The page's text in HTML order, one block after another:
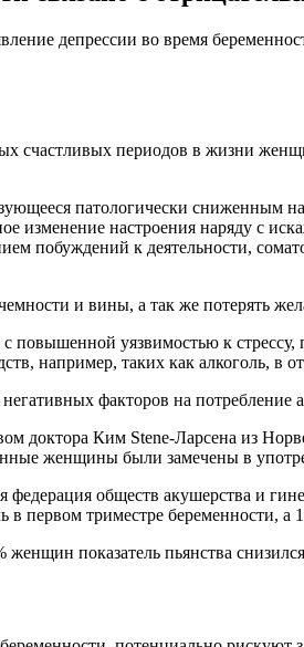
депрессии во время
счастливых периодов в жизни
патологически
изменение настроения наряду с
побуждений к деятельности,
и вины, а так же потерять
повышенной уязвимостью к
например, таких как алкоголь, в
факторов на потребление
доктора Ким Stene-Ларсена из
женщины были замечены в
федерация обществ акушерства и
первом триместре беременности, а
показатель пьянства